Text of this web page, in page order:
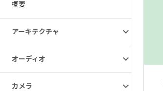
概要
アーキテクチャ
オーディオ
カメラ